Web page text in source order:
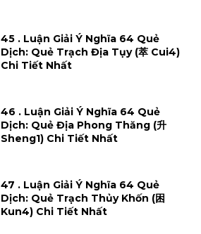
45 . Luận Giải Ý Nghĩa 64 Quẻ
Dịch: Quẻ Trạch Địa Tụy (萃 Cui4)
Chi Tiết Nhất
46 . Luận Giải Ý Nghĩa 64 Quẻ
Dịch: Quẻ Địa Phong Thăng (升
Sheng1) Chi Tiết Nhất
47 . Luận Giải Ý Nghĩa 64 Quẻ
Dịch: Quẻ Trạch Thủy Khốn (困
Kun4) Chi Tiết Nhất